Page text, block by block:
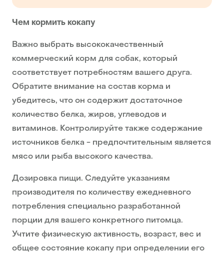
Чем кормить кокапу
Важно выбрать высококачественный
коммерческий корм для собак, который
соответствует потребностям вашего друга.
Обратите внимание на состав корма и
убедитесь, что он содержит достаточное
количество белка, жиров, углеводов и
витаминов. Контролируйте также содержание
источников белка - предпочтительным является
мясо или рыба высокого качества.
Дозировка пищи. Следуйте указаниям
производителя по количеству ежедневного
потребления специально разработанной
порции для вашего конкретного питомца.
Учтите физическую активность, возраст, вес и
общее состояние кокапу при определении его